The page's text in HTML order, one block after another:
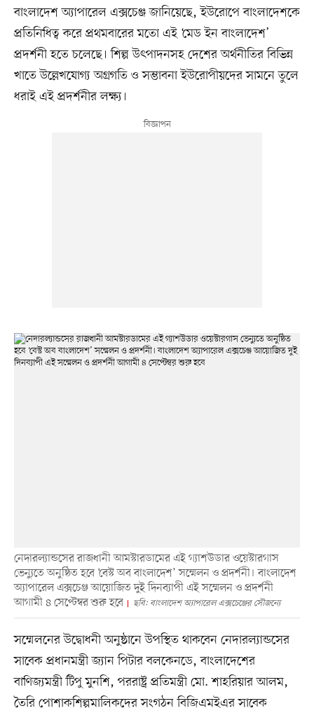
বাংলাদেশ অ্যাপারেল এক্সচেঞ্জ জানিয়েছে, ইউরোপে বাংলাদেশকে
প্রতিনিধিত্ব করে প্রথমবারের মতো এই ‘মেড ইন বাংলাদেশ’
প্রদর্শনী হতে চলেছে। শিল্প উৎপাদনসহ দেশের অর্থনীতির বিভিন্ন
খাতে উল্লেখযোগ্য অগ্রগতি ও সম্ভাবনা ইউরোপীয়দের সামনে তুলে
ধরাই এই প্রদর্শনীর লক্ষ্য।
নেদারল্যান্ডসের রাজধানী আমস্টারডামের এই গ্যাশউডার ওয়েস্টারগাস
ভেন্যুতে অনুষ্ঠিত হবে ‘বেস্ট অব বাংলাদেশ’ সম্মেলন ও প্রদর্শনী। বাংলাদেশ
অ্যাপারেল এক্সচেঞ্জ আয়োজিত দুই দিনব্যাপী এই সম্মেলন ও প্রদর্শনী
আগামী ৪ সেপ্টেম্বর শুরু হবে
ছবি: বাংলাদেশ অ্যাপারেল এক্সচেঞ্জের সৌজন্যে
সম্মেলনের উদ্বোধনী অনুষ্ঠানে উপস্থিত থাকবেন নেদারল্যান্ডসের
সাবেক প্রধানমন্ত্রী জ্যান পিটার বলকেনডে, বাংলাদেশের
বাণিজ্যমন্ত্রী টিপু মুনশি, পররাষ্ট্র প্রতিমন্ত্রী মো. শাহরিয়ার আলম,
তৈরি পোশাকশিল্পমালিকদের সংগঠন বিজিএমইএর সাবেক